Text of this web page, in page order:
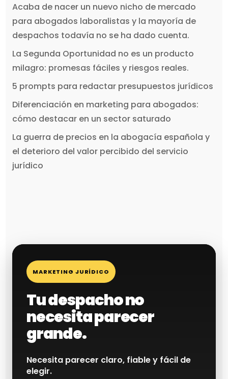
Acaba de nacer un nuevo nicho de mercado
para abogados laboralistas y la mayoría de
despachos todavía no se ha dado cuenta.
La Segunda Oportunidad no es un producto
milagro: promesas fáciles y riesgos reales.
5 prompts para redactar presupuestos jurídicos
Diferenciación en marketing para abogados:
cómo destacar en un sector saturado
La guerra de precios en la abogacía española y
el deterioro del valor percibido del servicio
jurídico
MARKETING JURÍDICO
Tu despacho no
necesita parecer
grande.
Necesita parecer claro, fiable y fácil de
elegir.